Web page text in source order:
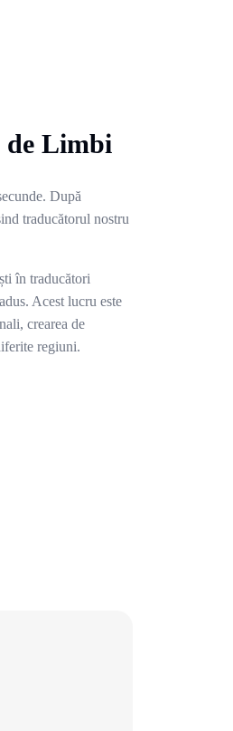
de Limbi
După
traducătorul nostru
în traducători
Acest lucru este
crearea de
regiuni.